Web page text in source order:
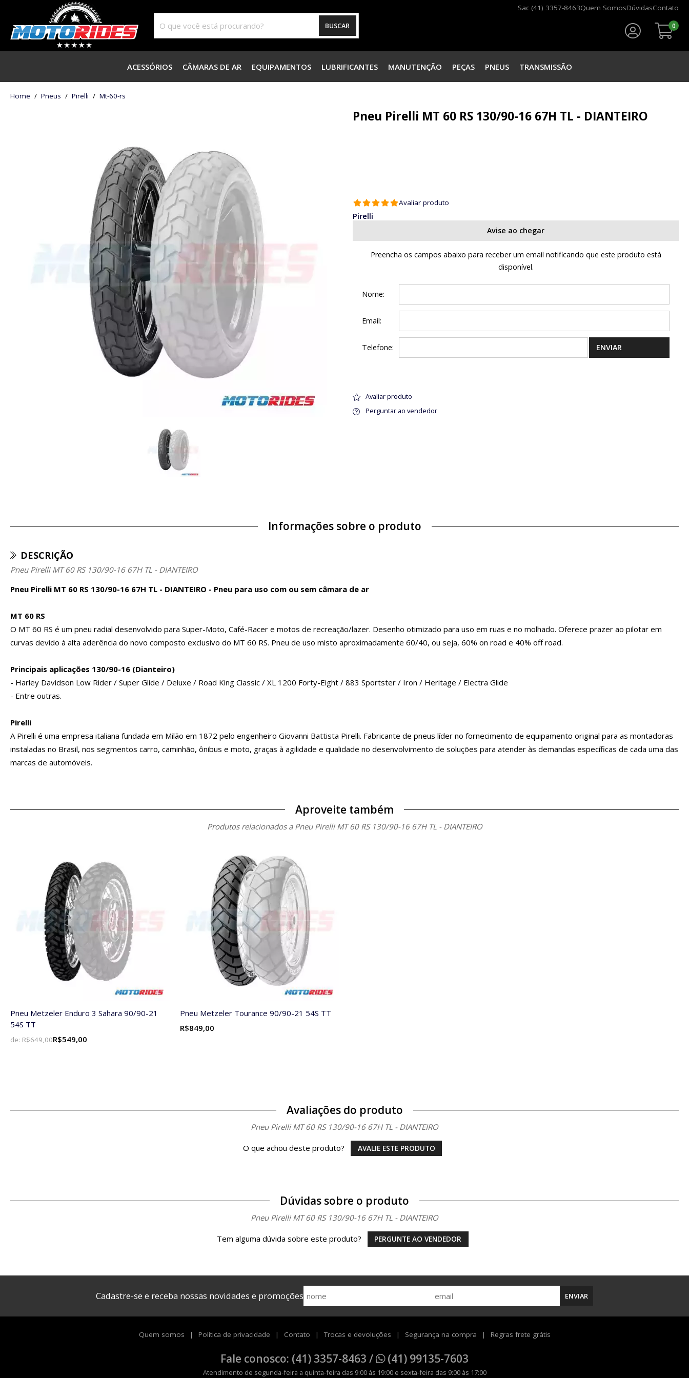
Sac (41) 3357-8463Quem SomosDúvidasContato
BUSCAR 0
ACESSÓRIOS CÂMARAS DE AR EQUIPAMENTOS LUBRIFICANTES MANUTENÇÃO PEÇAS PNEUS TRANSMISSÃO
home Pneus pirelli mt-60-rs
Pneu Pirelli MT 60 RS 130/90-16 67H TL - DIANTEIRO
Avaliar produto
Pirelli
Avise ao chegar
Preencha os campos abaixo para receber um email notificando que este produto está
disponível.
Nome:
Email:
Telefone: ENVIAR
Avaliar produto
Perguntar ao vendedor
Informações sobre o produto
DESCRIÇÃO
Pneu Pirelli MT 60 RS 130/90-16 67H TL - DIANTEIRO
Pneu Pirelli MT 60 RS 130/90-16 67H TL - DIANTEIRO - Pneu para uso com ou sem câmara de ar
MT 60 RS
O MT 60 RS é um pneu radial desenvolvido para Super-Moto, Café-Racer e motos de recreação/lazer. Desenho otimizado para uso em ruas e no molhado. Oferece prazer ao pilotar em
curvas devido à alta aderência do novo composto exclusivo do MT 60 RS. Pneu de uso misto aproximadamente 60/40, ou seja, 60% on road e 40% off road.
Principais aplicações 130/90-16 (Dianteiro)
- Harley Davidson Low Rider / Super Glide / Deluxe / Road King Classic / XL 1200 Forty-Eight / 883 Sportster / Iron / Heritage / Electra Glide
- Entre outras.
Pirelli
A Pirelli é uma empresa italiana fundada em Milão em 1872 pelo engenheiro Giovanni Battista Pirelli. Fabricante de pneus líder no fornecimento de equipamento original para as montadoras
instaladas no Brasil, nos segmentos carro, caminhão, ônibus e moto, graças à agilidade e qualidade no desenvolvimento de soluções para atender às demandas específicas de cada uma das
marcas de automóveis.
Aproveite também
Produtos relacionados a Pneu Pirelli MT 60 RS 130/90-16 67H TL - DIANTEIRO
Pneu Metzeler Enduro 3 Sahara 90/90-21
54S TT
de: R$649,00R$549,00
Pneu Metzeler Tourance 90/90-21 54S TT
R$849,00
Avaliações do produto
Pneu Pirelli MT 60 RS 130/90-16 67H TL - DIANTEIRO
O que achou deste produto? AVALIE ESTE PRODUTO
Dúvidas sobre o produto
Pneu Pirelli MT 60 RS 130/90-16 67H TL - DIANTEIRO
Tem alguma dúvida sobre este produto? PERGUNTE AO VENDEDOR
Cadastre-se e receba nossas novidades e promoções ENVIAR
Quem somos Política de privacidade Contato Trocas e devoluções Segurança na compra Regras frete grátis
Fale conosco: (41) 3357-8463 / (41) 99135-7603
Atendimento de segunda-feira a quinta-feira das 9:00 às 19:00 e sexta-feira das 9:00 às 17:00